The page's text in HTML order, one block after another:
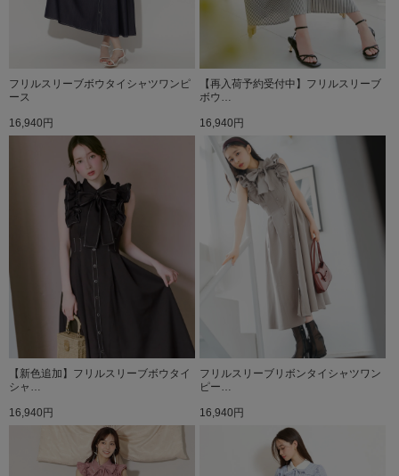
フリルスリーブボウタイシャツワンピ
ース
16,940円
【再入荷予約受付中】フリルスリーブ
ボウ…
16,940円
【新色追加】フリルスリーブボウタイ
シャ…
16,940円
フリルスリーブリボンタイシャツワン
ピー…
16,940円